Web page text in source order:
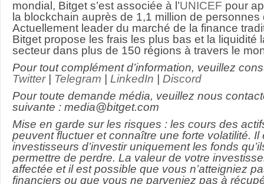
mondial, Bitget s’est associée à l’UNICEF pour
la blockchain auprès de 1,1 million de personnes
Actuellement leader du marché de la finance
Bitget propose les frais les plus bas et la liquidité
secteur dans plus de 150 régions à travers le
Pour tout complément d’information, veuillez
Twitter| Telegram | LinkedIn | Discord
Pour toute demande média, veuillez nous
suivante : media@bitget.com
Mise en garde sur les risques : les cours des
peuvent fluctuer et connaître une forte volatilité.
investisseurs d’investir uniquement les fonds
permettre de perdre. La valeur de votre
affectée et il est possible que vous n’atteigniez
financiers ou que vous ne parveniez pas à